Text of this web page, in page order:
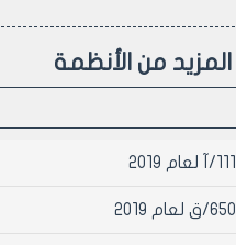
بسام محمد رستم
المزيد من الأنظمة